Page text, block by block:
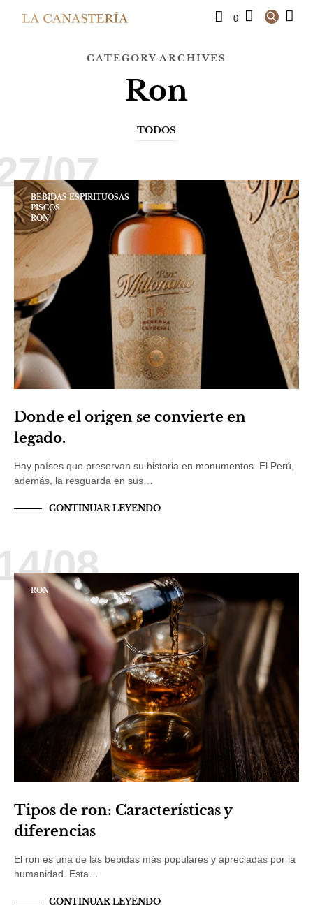
0
CATEGORY ARCHIVES
Ron
TODOS
07
BEBIDAS ESPIRITUOSAS
PISCOS
RON
Donde el origen se convierte en
legado.
Hay países que preservan su historia en monumentos. El Perú,
además, la resguarda en sus…
CONTINUAR LEYENDO
08
RON
Tipos de ron: Características y
diferencias
El ron es una de las bebidas más populares y apreciadas por la
humanidad. Esta…
CONTINUAR LEYENDO